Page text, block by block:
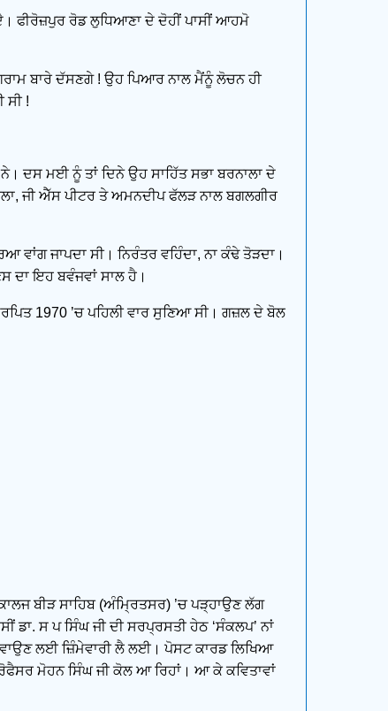
ਫੀਰੋਜ਼ਪੁਰ ਰੋਡ ਲੁਧਿਆਣਾ ਦੇ ਦੋਹੀਂ ਪਾਸੀਂ ਆਹਮੋ
ਬਾਰੇ ਦੱਸਣਗੇ ! ਉਹ ਪਿਆਰ ਨਾਲ ਮੈਂਨੂੰ ਲੋਚਨ ਹੀ
ਸੀ !
ਦਸ ਮਈ ਨੂੰ ਤਾਂ ਦਿਨੇ ਉਹ ਸਾਹਿੱਤ ਸਭਾ ਬਰਨਾਲਾ ਦੇ
ਜੀ ਐੱਸ ਪੀਟਰ ਤੇ ਅਮਨਦੀਪ ਫੱਲੜ ਨਾਲ ਬਗਲਗੀਰ
ਜਾਪਦਾ ਸੀ। ਨਿਰੰਤਰ ਵਹਿੰਦਾ, ਨਾ ਕੰਢੇ ਤੋੜਦਾ।
ਦਾ ਇਹ ਬਵੰਜਵਾਂ ਸਾਲ ਹੈ।
1970 ’ਚ ਪਹਿਲੀ ਵਾਰ ਸੁਣਿਆ ਸੀ। ਗਜ਼ਲ ਦੇ ਬੋਲ
ਬੀੜ ਸਾਹਿਬ (ਅੰਮ੍ਰਿਤਸਰ) ’ਚ ਪੜ੍ਹਾਉਣ ਲੱਗ
ਸ ਪ ਸਿੰਘ ਜੀ ਦੀ ਸਰਪ੍ਰਸਤੀ ਹੇਠ ‘ਸੰਕਲਪ’ ਨਾਂ
ਲਈ ਜ਼ਿੰਮੇਵਾਰੀ ਲੈ ਲਈ। ਪੋਸਟ ਕਾਰਡ ਲਿਖਿਆ
ਮੋਹਨ ਸਿੰਘ ਜੀ ਕੋਲ ਆ ਰਿਹਾਂ। ਆ ਕੇ ਕਵਿਤਾਵਾਂ